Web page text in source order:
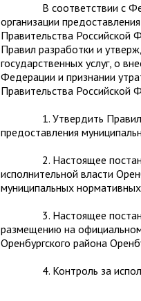
В соответствии с
организации
Правительства
Правил разработки и
государственных услуг, о
Федерации и признании
Правительства Российской
1. Утвердить Правила
предоставления
2. Настоящее
исполнительной власти
муниципальных
3. Настоящее
размещению на
Оренбургского района
4. Контроль за